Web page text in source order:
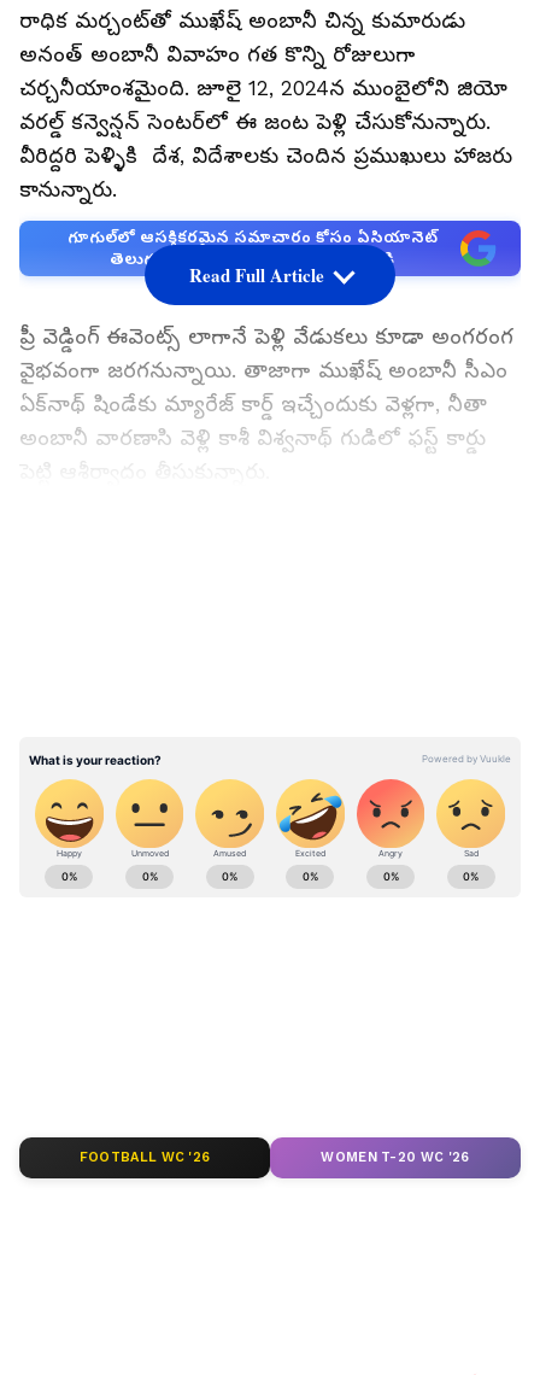
రాధిక మర్చంట్‌తో ముఖేష్ అంబానీ చిన్న కుమారుడు
అనంత్ అంబానీ వివాహం గత కొన్ని రోజులుగా
చర్చనీయాంశమైంది. జూలై 12, 2024న ముంబైలోని జియో
వరల్డ్ కన్వెన్షన్ సెంటర్‌లో ఈ జంట పెళ్లి చేసుకోనున్నారు.
వీరిద్దరి పెళ్ళికి దేశ, విదేశాలకు చెందిన ప్రముఖులు హాజరు
కానున్నారు.
గూగుల్‌లో ఆసక్తికరమైన సమాచారం కోసం ఏసియానెట్
తెలుగు ను మీ ఫ్రిఫర్డ్ సోర్స్ గా ఎంచుకోండి
ప్రీ వెడ్డింగ్ ఈవెంట్స్ లాగానే పెళ్లి వేడుకలు కూడా అంగరంగ
వైభవంగా జరగనున్నాయి. తాజాగా ముఖేష్ అంబానీ సీఎం
ఏక్‌నాథ్ షిండేకు మ్యారేజ్ కార్డ్ ఇచ్చేందుకు వెళ్లగా, నీతా
అంబానీ వారణాసి వెళ్లి కాశీ విశ్వనాథ్‌ గుడిలో ఫస్ట్ కార్డు
Read Full Article
ABOUT THE AUTHOR
FOOTBALL WC '26 WOMEN T-20 WC '26